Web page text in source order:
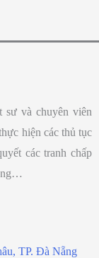
và chuyên viên
hiện các thủ tục
các tranh chấp
TP. Đà Nẵng